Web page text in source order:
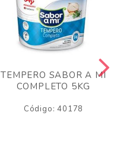
TEMPERO SABOR A MI
COMPLETO 5KG
Código: 40178